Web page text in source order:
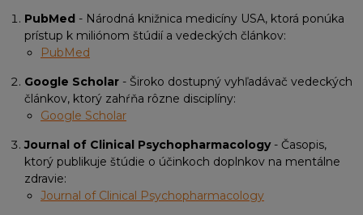
PubMed - Národná knižnica medicíny USA, ktorá ponúka
prístup k miliónom štúdií a vedeckých článkov:
PubMed
Google Scholar - Široko dostupný vyhľadávač vedeckých
článkov, ktorý zahŕňa rôzne disciplíny:
Google Scholar
Journal of Clinical Psychopharmacology- Časopis,
ktorý publikuje štúdie o účinkoch doplnkov na mentálne
zdravie:
Journal of Clinical Psychopharmacology